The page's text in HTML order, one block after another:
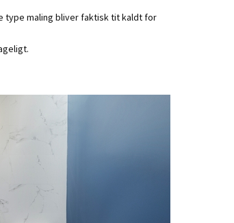
type maling bliver faktisk tit kaldt for